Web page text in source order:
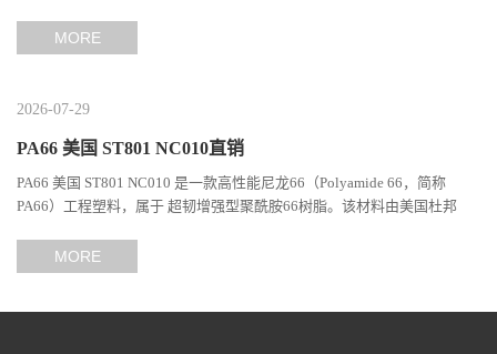
MORE
2026-07-29
PA66 美国 ST801 NC010直销
PA66 美国 ST801 NC010 是一款高性能尼龙66（Polyamide 66，简称
PA66）工程塑料，属于 超韧增强型聚酰胺66树脂。该材料由美国杜邦
MORE